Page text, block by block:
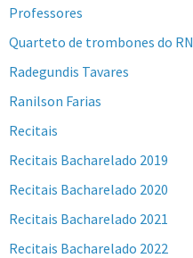
Professores
Quarteto de trombones do RN
Radegundis Tavares
Ranilson Farias
Recitais
Recitais Bacharelado 2019
Recitais Bacharelado 2020
Recitais Bacharelado 2021
Recitais Bacharelado 2022